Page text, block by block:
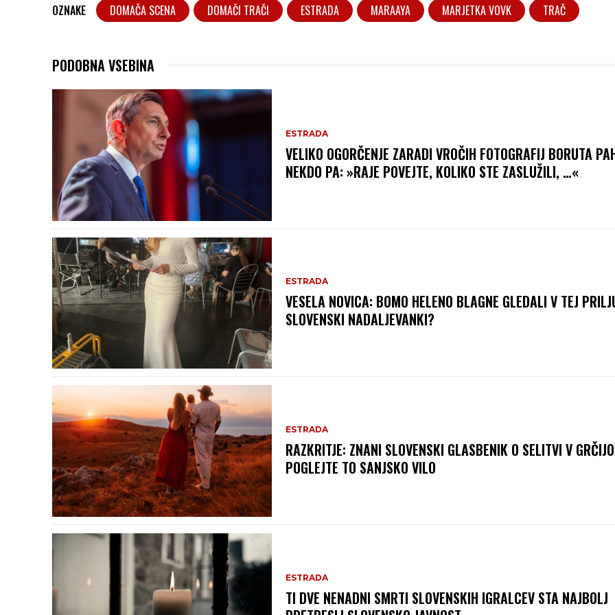
OZNAKE DOMAČA SCENA DOMAČI TRAČI ESTRADA MARAAYA MARJETKA VOVK TRAČ
PODOBNA VSEBINA
ESTRADA
VELIKO OGORČENJE ZARADI VROČIH FOTOGRAFIJ BORUTA
NEKDO PA: »RAJE POVEJTE, KOLIKO STE ZASLUŽILI, …«
ESTRADA
VESELA NOVICA: BOMO HELENO BLAGNE GLEDALI V TEJ
SLOVENSKI NADALJEVANKI?
ESTRADA
RAZKRITJE: ZNANI SLOVENSKI GLASBENIK O SELITVI V
POGLEJTE TO SANJSKO VILO
ESTRADA
TI DVE NENADNI SMRTI SLOVENSKIH IGRALCEV STA NAJBOLJ